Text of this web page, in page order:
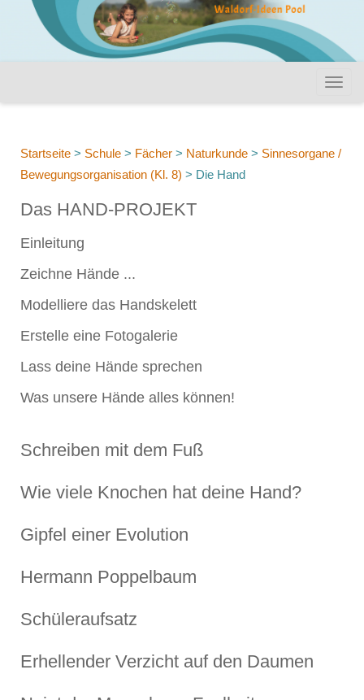
Startseite > Schule > Fächer > Naturkunde > Sinnesorgane /
Bewegungsorganisation (Kl. 8) > Die Hand
Das HAND-PROJEKT
Einleitung
Zeichne Hände ...
Modelliere das Handskelett
Erstelle eine Fotogalerie
Lass deine Hände sprechen
Was unsere Hände alles können!
Schreiben mit dem Fuß
Wie viele Knochen hat deine Hand?
Gipfel einer Evolution
Hermann Poppelbaum
Schüleraufsatz
Erhellender Verzicht auf den Daumen